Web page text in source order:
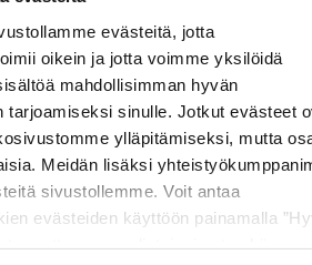
evästeitä, jotta
oikein ja jotta voimme yksilöidä
mahdollisimman hyvän
tarjoamiseksi sinulle. Jotkut evästeet
ylläpitämiseksi, mutta
Meidän lisäksi
sivustollemme. Voit antaa
evästeiden käyttöön painamalla
tuotteita